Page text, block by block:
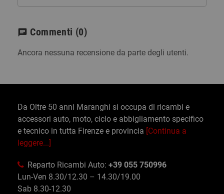
chat Commenti (0)
Ancora nessuna recensione da parte degli utenti.
Da Oltre 50 anni Maranghi si occupa di ricambi e
accessori auto, moto, ciclo e abbigliamento specifico
e tecnico in tutta Firenze e provincia [Continua a
leggere...]
Reparto Ricambi Auto: +39 055 750996
Lun-Ven 8.30/12.30 – 14.30/19.00
Sab 8.30-12.30